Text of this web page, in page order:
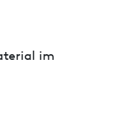
im